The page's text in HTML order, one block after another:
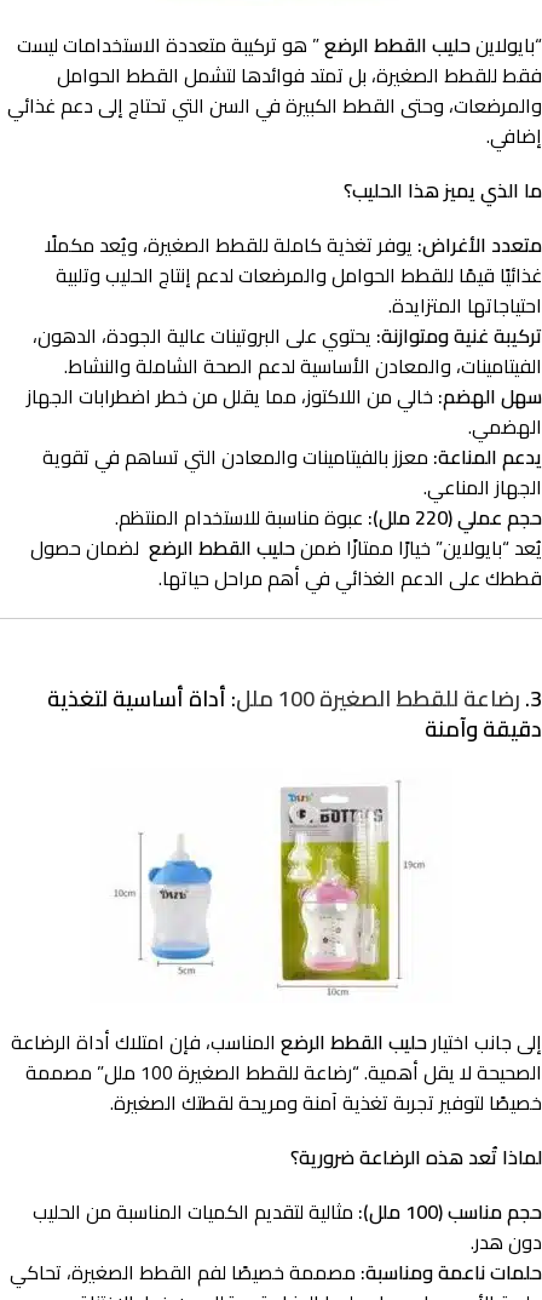
“بايولاينحليب القططالرضع” هو تركيبة متعددة الاستخدامات ليست
فقط للقطط الصغيرة، بل تمتد فوائدها لتشمل القطط الحوامل
والمرضعات، وحتى القطط الكبيرة في السن التي تحتاج إلى دعم غذائي
إضافي.
ما الذي يميز هذا الحليب؟
متعدد الأغراض: يوفر تغذية كاملة للقطط الصغيرة، ويُعد مكملًا
غذائيًا قيمًا للقطط الحوامل والمرضعات لدعم إنتاج الحليب وتلبية
احتياجاتها المتزايدة.
تركيبة غنية ومتوازنة: يحتوي على البروتينات عالية الجودة، الدهون،
الفيتامينات، والمعادن الأساسية لدعم الصحة الشاملة والنشاط.
سهل الهضم: خالي من اللاكتوز، مما يقلل من خطر اضطرابات الجهاز
الهضمي.
يدعم المناعة: معزز بالفيتامينات والمعادن التي تساهم في تقوية
الجهاز المناعي.
حجم عملي (220 ملل):
عبوة مناسبة للاستخدام المنتظم.
يُعد “بايولاين” خيارًا ممتازًا ضمنحليب القطط الرضع لضمان حصول
قططك على الدعم الغذائي في أهم مراحل حياتها.
3. رضاعة للقطط الصغيرة 100 ملل : أداة أساسية لتغذية
دقيقة وآمنة
إلى جانب اختيارحليب القططالرضع المناسب، فإن امتلاك أداة الرضاعة
الصحيحة لا يقل أهمية. “رضاعة للقطط الصغيرة 100 ملل” مصممة
خصيصًا لتوفير تجربة تغذية آمنة ومريحة لقطتك الصغيرة.
لماذا تُعد هذه الرضاعة ضرورية؟
حجم مناسب (100 ملل):
مثالية لتقديم الكميات المناسبة من الحليب
دون هدر.
حلمات ناعمة ومناسبة: مصممة خصيصًا لفم القطط الصغيرة، تحاكي